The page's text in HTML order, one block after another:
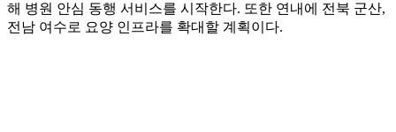
해 병원 안심 동행 서비스를 시작한다. 또한 연내에 전북 군산,
전남 여수로 요양 인프라를 확대할 계획이다.